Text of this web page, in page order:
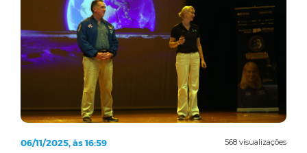
568 visualizações
06/11/2025, às 16:59